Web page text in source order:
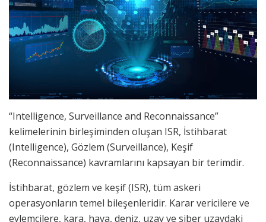
“Intelligence, Surveillance and Reconnaissance”
kelimelerinin birleşiminden oluşan ISR, İstihbarat
(Intelligence), Gözlem (Surveillance), Keşif
(Reconnaissance) kavramlarını kapsayan bir terimdir.
İstihbarat, gözlem ve keşif (ISR), tüm askeri
operasyonların temel bileşenleridir. Karar vericilere ve
eylemcilere, kara, hava, deniz, uzay ve siber uzaydaki